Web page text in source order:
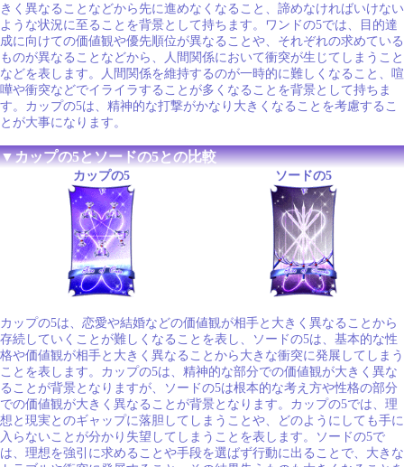
きく異なることなどから先に進めなくなること、諦めなければいけない
ような状況に至ることを背景として持ちます。ワンドの5では、目的達
成に向けての価値観や優先順位が異なることや、それぞれの求めている
ものが異なることなどから、人間関係において衝突が生じてしまうこと
などを表します。人間関係を維持するのが一時的に難しくなること、喧
嘩や衝突などでイライラすることが多くなることを背景として持ちま
す。カップの5は、精神的な打撃がかなり大きくなることを考慮するこ
とが大事になります。
▼カップの5とソードの5との比較
カップの5 ソードの5
カップの5は、恋愛や結婚などの価値観が相手と大きく異なることから
存続していくことが難しくなることを表し、ソードの5は、基本的な性
格や価値観が相手と大きく異なることから大きな衝突に発展してしまう
ことを表します。カップの5は、精神的な部分での価値観が大きく異な
ることが背景となりますが、ソードの5は根本的な考え方や性格の部分
での価値観が大きく異なることが背景となります。カップの5では、理
想と現実とのギャップに落胆してしまうことや、どのようにしても手に
入らないことが分かり失望してしまうことを表します。ソードの5で
は、理想を強引に求めることや手段を選ばず行動に出ることで、大きな